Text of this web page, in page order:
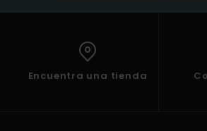
Encuentra una tienda